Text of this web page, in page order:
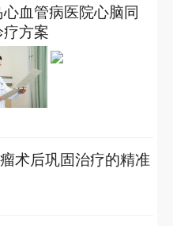
血管病医院心脑同
方案
术后巩固治疗的精准